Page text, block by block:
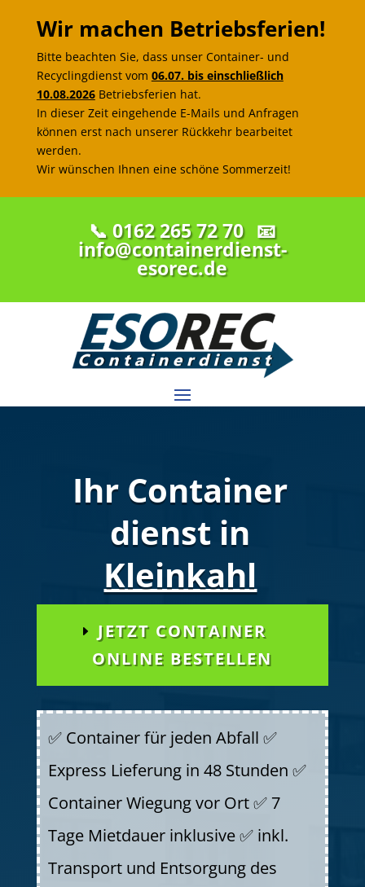
Wir machen Betriebsferien!
Bitte beachten Sie, dass unser Container- und
Recyclingdienst vom 06.07. bis einschließlich
10.08.2026Betriebsferien hat.
In dieser Zeit eingehende E-Mails und Anfragen
können erst nach unserer Rückkehr bearbeitet
werden.
Wir wünschen Ihnen eine schöne Sommerzeit!
📞 0162 265 72 70 📧
info@containerdienst-
esorec.de
Ihr Container
dienst in
Kleinkahl
JETZT CONTAINER
ONLINE BESTELLEN
✅ Container für jeden Abfall ✅
Express Lieferung in 48 Stunden ✅
Container Wiegung vor Ort ✅ 7
Tage Mietdauer inklusive ✅ inkl.
Transport und Entsorgung des